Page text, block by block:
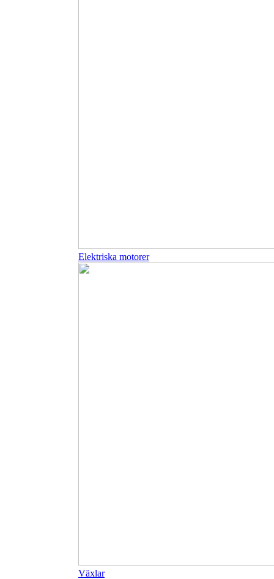
Elektriska motorer
Växlar